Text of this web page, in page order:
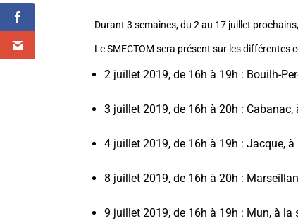
Durant 3 semaines, du 2 au 17 juillet
Le SMECTOM sera présent sur les différentes
2 juillet 2019, de 16h à 19h : Bouilh-
3 juillet 2019, de 16h à 20h : Cabanac,
4 juillet 2019, de 16h à 19h : Jacque,
8 juillet 2019, de 16h à 20h :
9 juillet 2019, de 16h à 19h : Mun, à la